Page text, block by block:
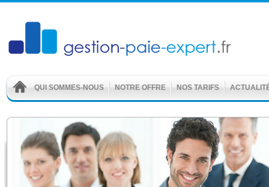
QUI SOMMES-NOUS NOTRE OFFRE NOS TARIFS